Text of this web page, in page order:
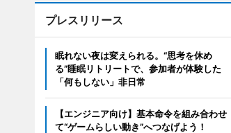
プレスリリース
眠れない夜は変えられる。“思考を休め
る”睡眠リトリートで、参加者が体験した
「何もしない」非日常
【エンジニア向け】基本命令を組み合わせ
て“ゲームらしい動き”へつなげよう！